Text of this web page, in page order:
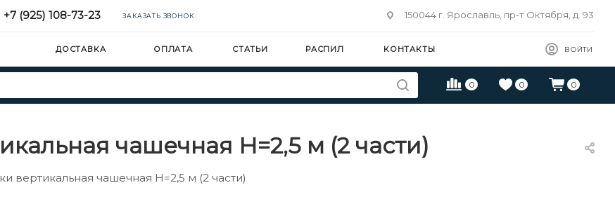
+7 (925) 108-73-23 ЗАКАЗАТЬ ЗВОНОК 150044 г. Ярославль, пр-т Октября, д. 93
ВОЙТИ
ДОСТАВКА ОПЛАТА СТАТЬИ РАСПИЛ КОНТАКТЫ
0 0 0
чашечная H=2,5 м (2 части)
вертикальная чашечная H=2,5 м (2 части)